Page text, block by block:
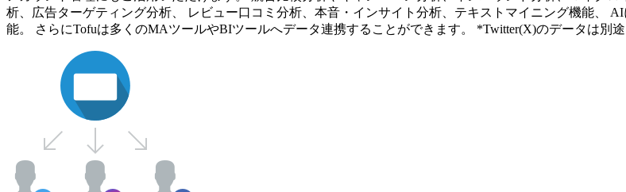
析、広告ターゲティング分析、 レビュー口コミ分析、本音・インサイト分析、テキストマイニング機能、
能。 さらにTofuは多くのMAツールやBIツールへデータ連携することができます。 *Twitter(X)のデータは別途